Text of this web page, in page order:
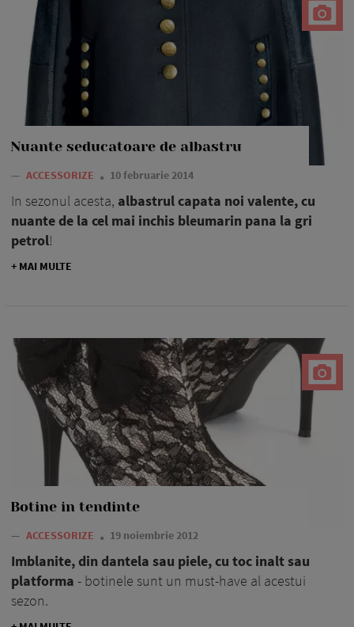
Nuante seducatoare de albastru
— ACCESSORIZE 10 februarie 2014
In sezonul acesta, albastrul capata noi valente, cu
nuante de la cel mai inchis bleumarin pana la gri
petrol!
+ MAI MULTE
Botine in tendinte
— ACCESSORIZE 19 noiembrie 2012
Imblanite, din dantela sau piele, cu toc inalt sau
platforma - botinele sunt un must-have al acestui
sezon.